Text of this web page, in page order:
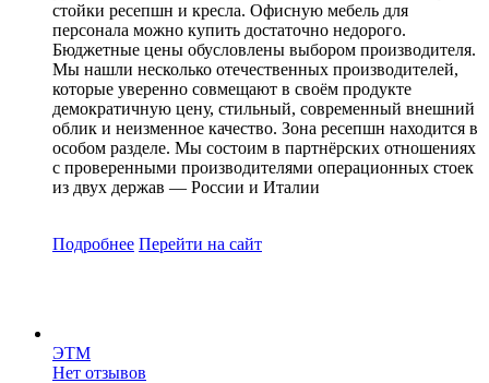
стойки ресепшн и кресла. Офисную мебель для
персонала можно купить достаточно недорого.
Бюджетные цены обусловлены выбором производителя.
Мы нашли несколько отечественных производителей,
которые уверенно совмещают в своём продукте
демократичную цену, стильный, современный внешний
облик и неизменное качество. Зона ресепшн находится в
особом разделе. Мы состоим в партнёрских отношениях
с проверенными производителями операционных стоек
из двух держав — России и Италии
Подробнее Перейти на сайт
ЭТМ
Нет отзывов